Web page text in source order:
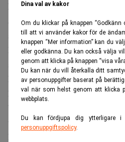
Dina val av kakor
Om du klickar på knappen
till att vi använder kakor för de
knappen “Mer information” kan du
eller godkänna. Du kan också välja
genom att klicka på knappen “visa
Du kan när du vill återkalla ditt
av personuppgifter baserat på
val när som helst genom att klicka
webbplats.
Du kan fördjupa dig ytterligare
personuppgiftspolicy.
Eftersom fadern var börsmäklare
aktiemarknaden fanns nära.
sin första investering redan som
De tidiga erfarenheterna och
småningom till ett imperium
När han summerar sin bana
haft en ovanligt stor tur.
”Av åtta miljarder människor kan
tursamma”, säger han tillCNBC.
Resonemanget knyter an till det